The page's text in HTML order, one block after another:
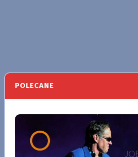
POLECANE